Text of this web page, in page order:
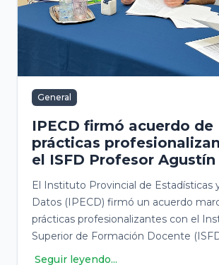
General
IPECD firmó acuerdo de
prácticas
el ISFD Profesor Agustín
El Instituto Provincial de Estadísticas
Datos (IPECD) firmó un acuerdo
prácticas profesionalizantes con el
Superior de Formación Docente
Agustín Gómez de Paso de los Libres.
Seguir leyendo...